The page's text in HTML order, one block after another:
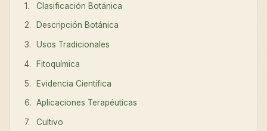
Clasificación Botánica
Descripción Botánica
Usos Tradicionales
Fitoquímica
Evidencia Científica
Aplicaciones Terapéuticas
Cultivo